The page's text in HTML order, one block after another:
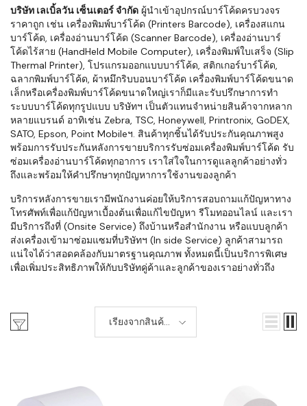
บริษัท เลเบิ้ลวัน เซ็นเตอร์ จำกัด ผู้นำเข้าอุปกรณ์บาร์โค้ดครบวงจร
ราคาถูก เช่น เครื่องพิมพ์บาร์โค้ด (Printers Barcode), เครื่องสแกน
บาร์โค้ด, เครื่องอ่านบาร์โค้ด (Scanner Barcode), เครื่องอ่านบาร์
โค้ดไร้สาย (HandHeld Mobile Computer), เครื่องพิมพ์ใบเสร็จ (Slip
Thermal Printer), โปรแกรมออกแบบบาร์โค้ด, สติกเกอร์บาร์โค้ด,
ฉลากพิมพ์บาร์โค้ด, ผ้าหมึกริบบอนบาร์โค้ด เครื่องพิมพ์บาร์โค้ดขนาด
เล็กหรือเครื่องพิมพ์บาร์โค้ดขนาดใหญ่เราก็มีและรับปรึกษาการทำ
ระบบบาร์โค้ดทุกรูปแบบ บริษัทฯ เป็นตัวแทนจำหน่ายสินค้าจากหลาก
หลายแบรนด์ อาทิเช่น Zebra, TSC, Honeywell, Printronix, GoDEX,
SATO, Epson, Point Mobileฯ. สินค้าทุกชิ้นได้รับประกันคุณภาพสูง
พร้อมการรับประกันหลังการขายบริการรับซ่อมเครื่องพิมพ์บาร์โค้ด รับ
ซ่อมเครื่องอ่านบาร์โค้ดทุกอาการ เราใส่ใจในการดูแลลูกค้าอย่างทั่ว
ถึงและพร้อมให้คำปรึกษาทุกปัญหาการใช้งานของลูกค้า
บริการหลังการขายเรามีพนักงานค่อยให้บริการสอบถามแก้ปัญหาทาง
โทรศัพท์เพื่อแก้ปัญหาเบื้องต้นเพื่อแก้ไขปัญหา รีโมทออนไลน์ และเรา
มีบริการถึงที่ (Onsite Service) ถึงบ้านหรือสำนักงาน หรือแบบลูกค้า
ส่งเครื่องเข้ามาซ่อมแซมที่บริษัทฯ (In side Service) ลูกค้าสามารถ
แน่ใจได้ว่าสอดคล้องกับมาตรฐานคุณภาพ ทั้งหมดนี้เป็นบริการพิเศษ
เพื่อเพิ่มประสิทธิภาพให้กับบริษัทคู่ค้าและลูกค้าของเราอย่างทั่วถึง
เรียงจากสินค้า
เก่า-ใหม่